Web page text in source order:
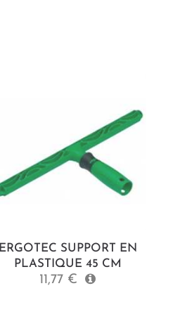
ERGOTEC SUPPORT EN
PLASTIQUE 45 CM
11,77 €